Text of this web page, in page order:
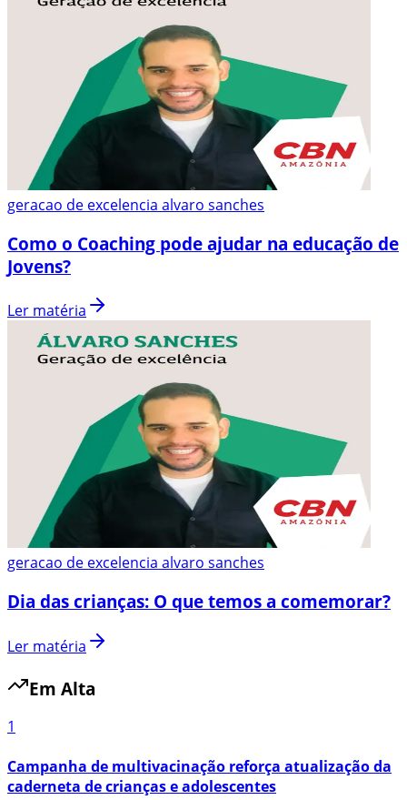
geracao de excelencia alvaro sanches
Como o Coaching pode ajudar na educação de
Jovens?
Ler matéria
geracao de excelencia alvaro sanches
Dia das crianças: O que temos a comemorar?
Ler matéria
Em Alta
1
Campanha de multivacinação reforça atualização da
caderneta de crianças e adolescentes